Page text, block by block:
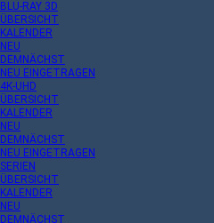
BLU-RAY 3D
ÜBERSICHT
KALENDER
NEU
DEMNÄCHST
NEU EINGETRAGEN
4K-UHD
ÜBERSICHT
KALENDER
NEU
DEMNÄCHST
NEU EINGETRAGEN
SERIEN
ÜBERSICHT
KALENDER
NEU
DEMNÄCHST